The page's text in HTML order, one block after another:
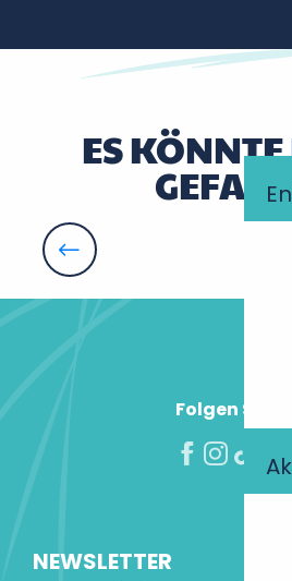
Gîte Tertuf
Maison d'hôtes du Château
Gites de groupe du Moulin de
Gîte du Port Guyet
Gîte de Pierre-Bise
Domaine de la Voliere - Le logis
Gites grandes capacités
A L'Ombre D'Azay
Gîte de la Mignonerie -
ES
Urlaub mit dem
Folgen Sie
NEWSLETTER